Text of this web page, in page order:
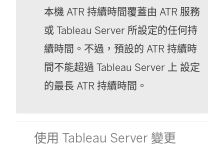
本機 ATR 持續時間覆蓋由 ATR 服務
或 Tableau Server 所設定的任何持
續時間。不過，預設的 ATR 持續時
間不能超過 Tableau Server 上 設定
的最長 ATR 持續時間。
使用 Tableau Server 變更